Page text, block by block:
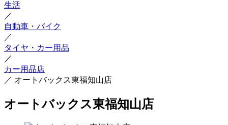
生活
／
自動車・バイク
／
タイヤ・カー用品
／
カー用品店
／ オートバックス東福知山店
オートバックス東福知山店